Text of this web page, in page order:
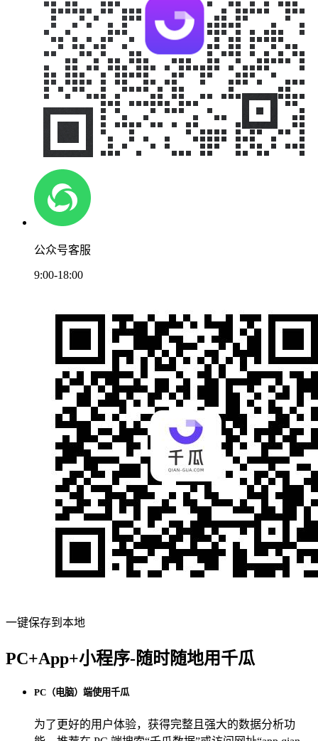
公众号客服
9:00-18:00
一键保存到本地
PC+App+小程序-随时随地用千瓜
PC（电脑）端使用千瓜
为了更好的用户体验，获得完整且强大的数据分析功